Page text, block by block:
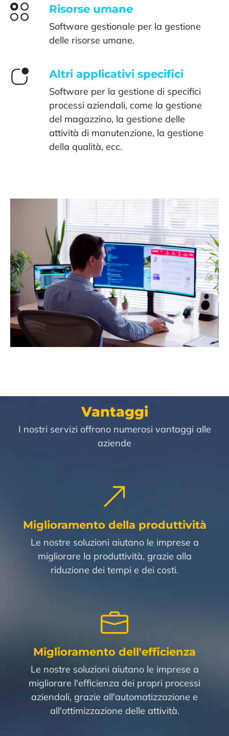
Risorse umane
Software gestionale per la gestione
delle risorse umane.
Altri applicativi specifici
Software per la gestione di specifici
processi aziendali, come la gestione
del magazzino, la gestione delle
attività di manutenzione, la gestione
della qualità, ecc.
Vantaggi
I nostri servizi offrono numerosi vantaggi alle
aziende
Miglioramento della produttività
Le nostre soluzioni aiutano le imprese a
migliorare la produttività, grazie alla
riduzione dei tempi e dei costi.
Miglioramento dell'efficienza
Le nostre soluzioni aiutano le imprese a
migliorare l'efficienza dei propri processi
aziendali, grazie all'automatizzazione e
all'ottimizzazione delle attività.